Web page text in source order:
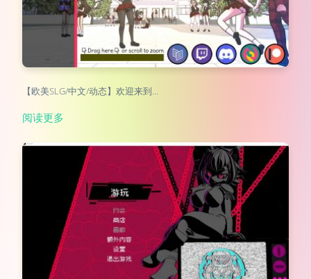
【欧美SLG/中文/动态】欢迎来到…
阅读更多